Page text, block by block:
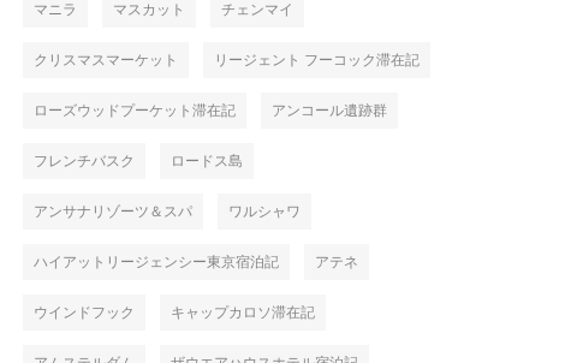
マニラ マスカット チェンマイ
クリスマスマーケット リージェント フーコック滞在記
ローズウッドプーケット滞在記 アンコール遺跡群
フレンチバスク ロードス島
アンサナリゾーツ＆スパ ワルシャワ
ハイアットリージェンシー東京宿泊記 アテネ
ウインドフック キャップカロソ滞在記